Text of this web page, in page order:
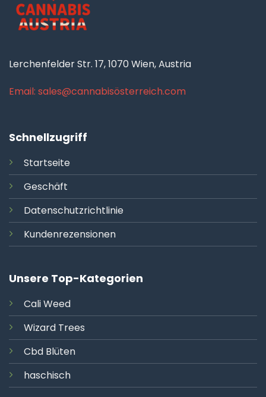
Lerchenfelder Str. 17, 1070 Wien, Austria
Email: sales@cannabisösterreich.com
Schnellzugriff
Startseite
Geschäft
Datenschutzrichtlinie
Kundenrezensionen
Unsere Top-Kategorien
CaliWeed
Wizard Trees
Cbd Blüten
haschisch